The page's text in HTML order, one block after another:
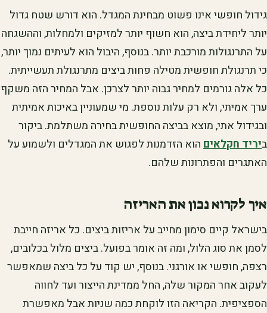
גידול חופשי אינו פשוט מבחינת המגדל. הוא דורש שטח גדול
יותר ליחידת ביצה, הוא חשוף יותר למזיקים ולמחלות, וההשגחה
על התרנגולות מורכבת יותר. בנוסף, היבול הוא לעיתים נמוך יותר,
כי תרנגולת חופשית מטילה פחות ביצים מתרנגולת תעשייתית.
כל אלה גורמים למחיר גבוה יותר לצרכן. אבל המחיר הזה משקף
ערך אמיתי, ולא רק עלות נוספת. מי שמעוניין באיכות אמיתית
ובגידול אתי, מוצא בביצה החופשית בחירה משתלמת. ביקור
ביריד חקלאיםהוא הזדמנות לפגוש את המגדלים ולשמוע על
האתגרים והפתרונות שלהם.
איך לקרוא נכון את האריזה
בישראל קיים סימון מחייב על אריזות ביצים. כל אריזה חייבת
לסמן את סוג הלול, ומה זה אומר בפועל. ביצים מלול בכלובים,
רצפה, חופשי או אורגני. בנוסף, יש קוד על כל ביצה שמאפשר
לעקוב אחר המקור שלה, החל ממדינת הייצור ועד לחווה
הספציפית. הקריאה הזו לוקחת כמה שניות אבל מאפשרת